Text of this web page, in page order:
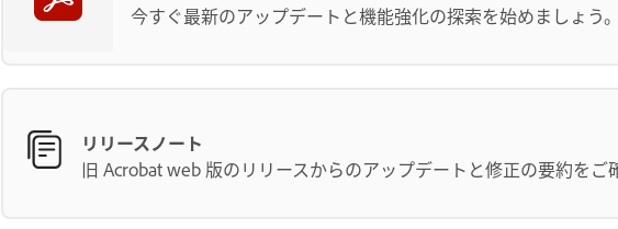
今すぐ最新のアップデートと機能強化の探索を始めましょう。
リリースノート
旧 Acrobat web 版のリリースからのアップデートと修正の要約をご